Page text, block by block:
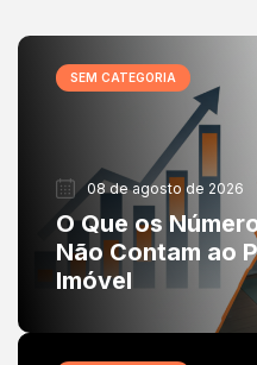
SEM CATEGORIA
08 de agosto de 2026
O Que os
Não Contam ao
Imóvel